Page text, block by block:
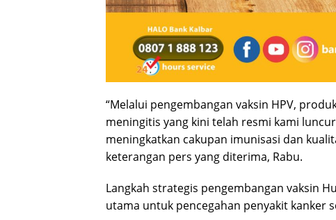
“Melalui pengembangan vaksin HPV,
meningitis yang kini telah resmi kami
meningkatkan cakupan imunisasi dan
keterangan pers yang diterima, Rabu.
Langkah strategis pengembangan vaksin
utama untuk pencegahan penyakit kanker